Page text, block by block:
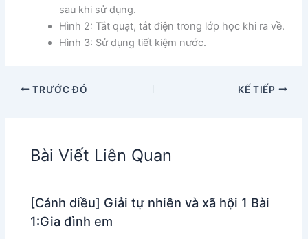
sau khi sử dụng.
Hình 2: Tắt quạt, tắt điện trong lớp học khi ra về.
Hình 3: Sử dụng tiết kiệm nước.
TRƯỚC ĐÓ KẾ TIẾP
Bài Viết Liên Quan
[Cánh diều] Giải tự nhiên và xã hội 1 Bài
1:Gia đình em